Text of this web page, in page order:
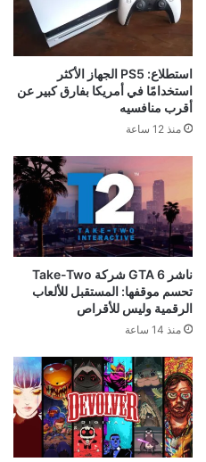
استطلاع: PS5 الجهاز الأكثر
استخدامًا في أمريكا بفارق كبير عن
أقرب منافسيه
منذ 12 ساعة
ناشر GTA 6 شركة Take-Two
تحسم موقفها: المستقبل للألعاب
الرقمية وليس للأقراص
منذ 14 ساعة